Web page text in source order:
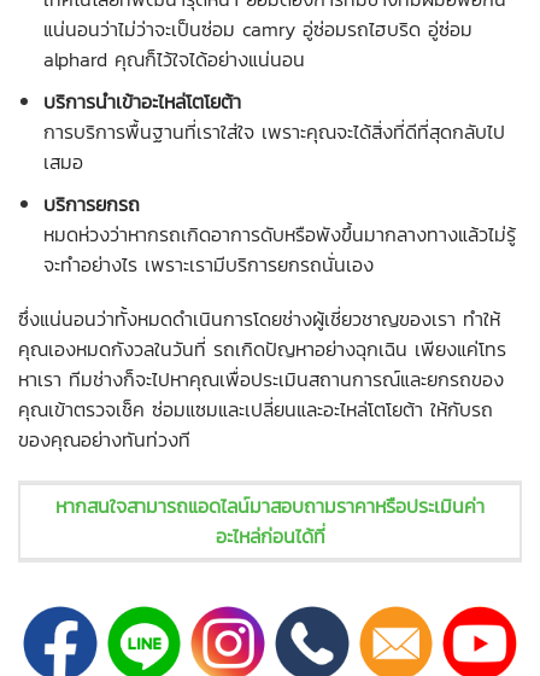
แน่นอนว่าไม่ว่าจะเป็นซ่อม camry อู่ซ่อมรถไฮบริด อู่ซ่อม
alphard คุณก็ไว้ใจได้อย่างแน่นอน
บริการนำเข้าอะไหล่โตโยต้า
การบริการพื้นฐานที่เราใส่ใจ เพราะคุณจะได้สิ่งที่ดีที่สุดกลับไป
เสมอ
บริการยกรถ
หมดห่วงว่าหากรถเกิดอาการดับหรือพังขึ้นมากลางทางแล้วไม่รู้
จะทำอย่างไร เพราะเรามีบริการยกรถนั่นเอง
ซึ่งแน่นอนว่าทั้งหมดดำเนินการโดยช่างผู้เชี่ยวชาญของเรา ทำให้
คุณเองหมดกังวลในวันที่ รถเกิดปัญหาอย่างฉุกเฉิน เพียงแค่โทร
หาเรา ทีมช่างก็จะไปหาคุณเพื่อประเมินสถานการณ์และยกรถของ
คุณเข้าตรวจเช็ค ซ่อมแซมและเปลี่ยนและอะไหล่โตโยต้า ให้กับรถ
ของคุณอย่างทันท่วงที
หากสนใจสามารถแอดไลน์มาสอบถามราคาหรือประเมินค่า
อะไหล่ก่อนได้ที่